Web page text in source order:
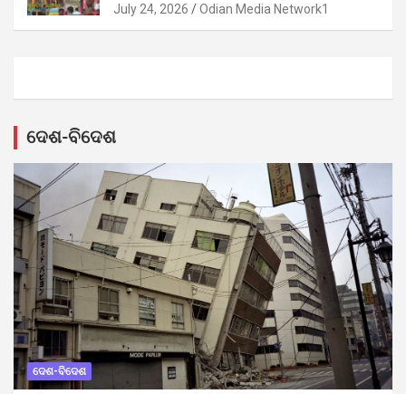
July 24, 2026 Odian Media Network1
ଦେଶ-ବିଦେଶ
ଦେଶ-ବିଦେଶ